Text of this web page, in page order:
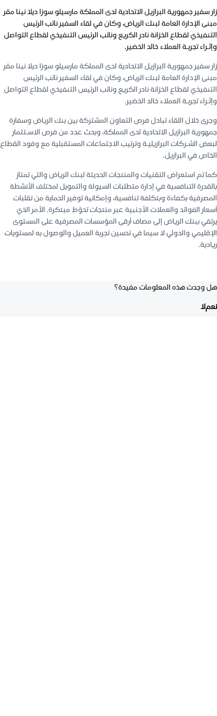
زار سفير جمهورية البرازيل الاتحادية لدى المملكة مارسيلو سوزا ديلا نينا مقر
مبنى الإدارة العامة لبنك الرياض، وكان في لقاء السفير نائب الرئيس
التنفيذي لقطاع الخزانة نادر الكريع ونائب الرئيس التنفيذي لقطاع التواصل
وإثـراء تجربـة العملاء خالد الخضير.
زار سفير جمهورية البرازيل الاتحادية لدى المملكة مارسيلو سوزا ديلا نينا مقر
مبنى الإدارة العامة لبنك الرياض، وكان في لقاء السفير نائب الرئيس
التنفيذي لقطاع الخزانة نادر الكريع ونائب الرئيس التنفيذي لقطاع التواصل
وإثـراء تجربـة العملاء خالد الخضير.
وجرى خلال اللقاء تبادل فرص التعاون المشتركة بين بنك الرياض وسفارة
جمهورية البرازيل الاتحادية لدى المملكة، وبحث عدد من فرص الاسـتثمار
لبعض الشـركات البرازيليـة وترتيب الاجتماعات المستقبلية مع وفود القطاع
الخاص في البرازيل.
كما تم استعراض التقنيات والمنتجات الحديثة لبنك الرياض والتي تمتاز
بالقدرة التنافسية في إدارة متطلبات السيولة والتمويل لمختلف الأنشطة
المصرفية بكفاءة وبتكلفة تنافسية، وإمكانية توفير الحماية من تقلبات
أسعار الفوائد والعملات الأجنبية عبر منتجات تحوّط مبتكرة. الأمر الذي
يرتقي ببنك الرياض إلى مصاف أرقى المؤسسات المصرفية على المستوى
الإقليمي والدولي لا سيما في تحسين تجربة العميل والوصول به لمستويات
ريادية.
هل وجدت هذه المعلومات مفيدة؟
نعملا